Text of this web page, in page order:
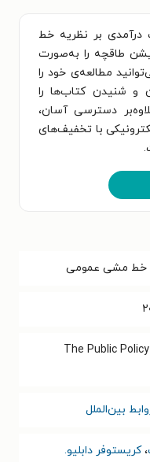
درآمدی بر نظریه خط
طاقچه را به‌صورت
مطالعه‌ی خود را
و شنیدن کتاب‌ها را
دسترسی آسان،
با تخفیف‌های
خط مشی عمومی
The Public
بین‌الملل
،کریستوفر دابلیو.